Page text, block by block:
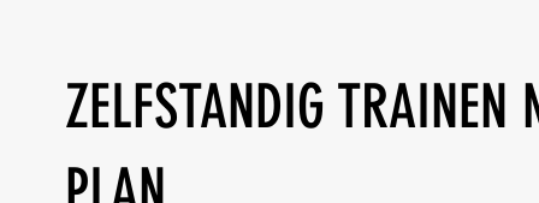
ZELFSTANDIG TRAINEN